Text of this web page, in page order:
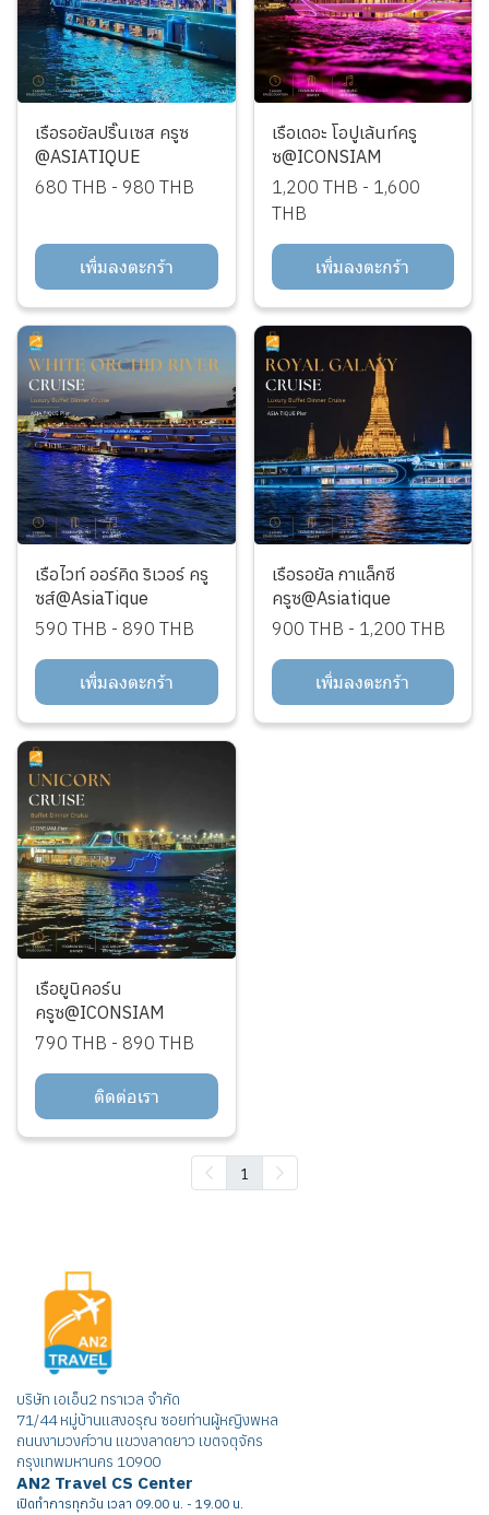
เรือรอยัลปริ๊นเซส ครูซ
@ASIATIQUE
680 THB - 980 THB
เพิ่มลงตะกร้า
เรือเดอะ โอปูเล้นท์ครู
ซ@ICONSIAM
1,200 THB - 1,600
THB
เพิ่มลงตะกร้า
เรือไวท์ ออร์คิด ริเวอร์ ครู
ซส์@AsiaTique
590 THB - 890 THB
เพิ่มลงตะกร้า
เรือรอยัล กาแล็กซี
ครูซ@Asiatique
900 THB - 1,200 THB
เพิ่มลงตะกร้า
เรือยูนิคอร์น
ครูซ@ICONSIAM
790 THB - 890 THB
ติดต่อเรา
1
บริษัท เอเอ็น2 ทราเวล จำกัด
71/44 หมู่บ้านแสงอรุณ ซอยท่านผู้หญิงพหล
ถนนงามวงศ์วาน แขวงลาดยาว เขตจตุจักร
กรุงเทพมหานคร 10900
AN2 Travel CS Center
เปิดทำการทุกวัน เวลา 09.00 น. - 19.00 น.